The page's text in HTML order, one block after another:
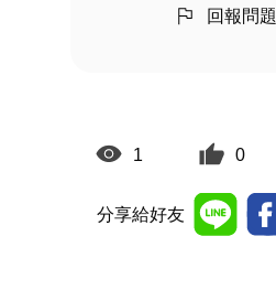
回報問題
1 0
分享給好友